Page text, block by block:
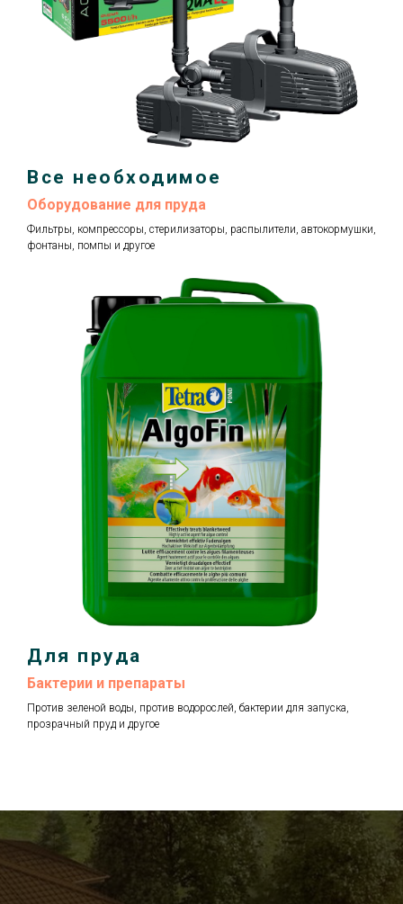
Все необходимое
Оборудование для пруда
Фильтры, компрессоры, стерилизаторы, распылители, автокормушки,
фонтаны, помпы и другое
Для пруда
Бактерии и препараты
Против зеленой воды, против водорослей, бактерии для запуска,
прозрачный пруд и другое